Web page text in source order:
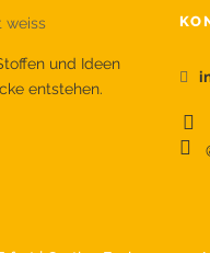
und Ideen
entstehen.